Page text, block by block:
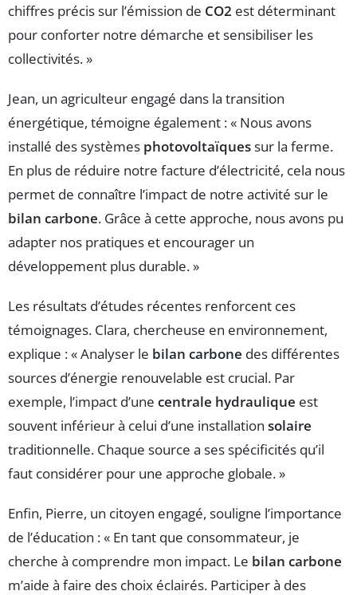
chiffres précis sur l’émission de CO2 est déterminant
pour conforter notre démarche et sensibiliser les
collectivités. »
Jean, un agriculteur engagé dans la transition
énergétique, témoigne également : « Nous avons
installé des systèmes photovoltaïquessur la ferme.
En plus de réduire notre facture d’électricité, cela nous
permet de connaître l’impact de notre activité sur le
bilan carbone. Grâce à cette approche, nous avons pu
adapter nos pratiques et encourager un
développement plus durable. »
Les résultats d’études récentes renforcent ces
témoignages. Clara, chercheuse en environnement,
explique : « Analyser le bilan carbone des différentes
sources d’énergie renouvelable est crucial. Par
exemple, l’impact d’une centrale hydraulique est
souvent inférieur à celui d’une installation solaire
traditionnelle. Chaque source a ses spécificités qu’il
faut considérer pour une approche globale. »
Enfin, Pierre, un citoyen engagé, souligne l’importance
de l’éducation : « En tant que consommateur, je
cherche à comprendre mon impact. Le bilan carbone
m’aide à faire des choix éclairés. Participer à des